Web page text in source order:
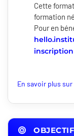
Cette
formation
Pour en
En savoir plus